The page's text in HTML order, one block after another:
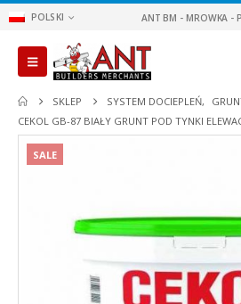
POLSKI ANT BM - MROWKA
SKLEP SYSTEM DOCIEPLEŃ,
CEKOL GB-87 BIAŁY GRUNT POD TYNKI
SALE